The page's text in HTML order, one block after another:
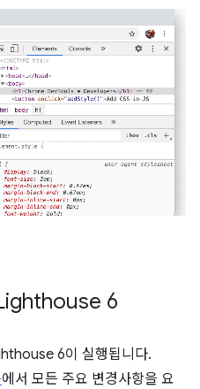
6
6이 실행됩니다.
에서 모든 주요 변경사항을 요